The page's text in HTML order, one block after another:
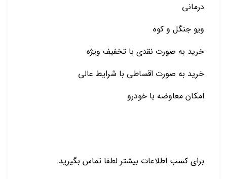
درمانی
ویو جنگل و کوه
خرید به صورت نقدی با تخفیف ویژه
خرید به صورت اقساطی با شرایط عالی
امکان معاوضه با خودرو
برای کسب اطلاعات بیشتر لطفا تماس بگیرید.